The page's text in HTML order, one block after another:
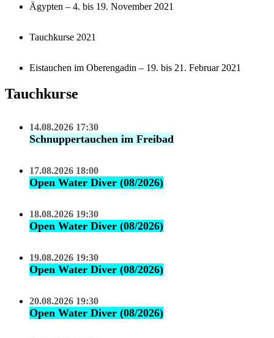
Ägypten – 4. bis 19. November 2021
Tauchkurse 2021
Eistauchen im Oberengadin – 19. bis 21. Februar 2021
Tauchkurse
14.08.2026 17:30
Schnuppertauchen im Freibad
17.08.2026 18:00
Open Water Diver (08/2026)
18.08.2026 19:30
Open Water Diver (08/2026)
19.08.2026 19:30
Open Water Diver (08/2026)
20.08.2026 19:30
Open Water Diver (08/2026)